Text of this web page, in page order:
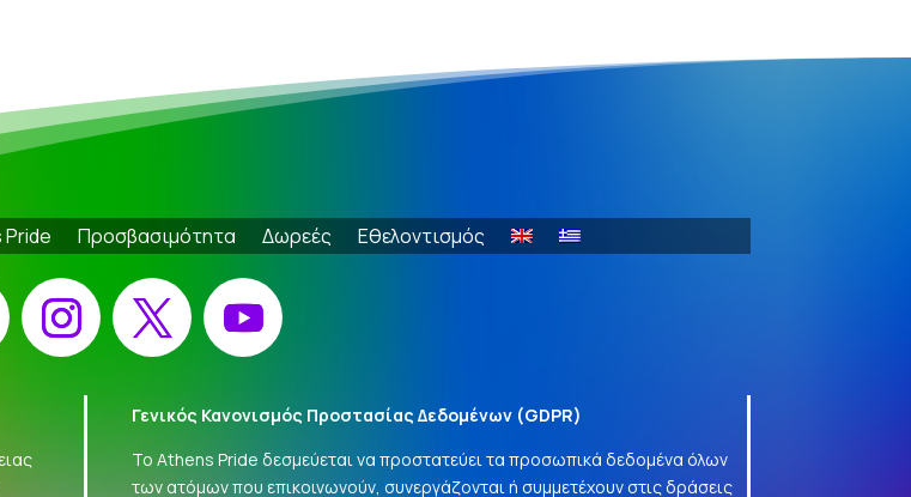
Pride Προσβασιμότητα Δωρεές Εθελοντισμός
Instagram X YouTube
Γενικός Κανονισμός Προστασίας Δεδομένων (GDPR)
Το Athens Pride δεσμεύεται να προστατεύει τα προσωπικά δεδομένα όλων
των ατόμων που επικοινωνούν, συνεργάζονται ή συμμετέχουν στις δράσεις